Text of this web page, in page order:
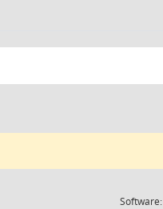
Software: